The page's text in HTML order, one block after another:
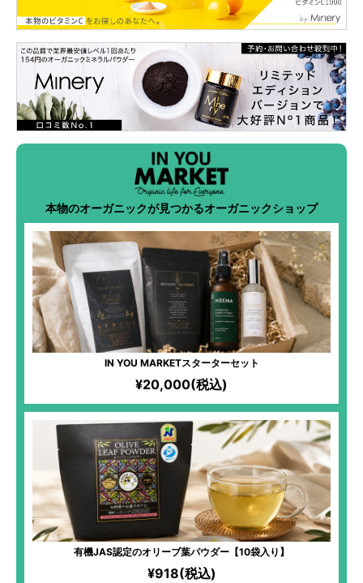
本物のオーガニックが見つかるオーガニックショップ
IN YOU MARKETスターターセット
¥20,000(税込)
有機JAS認定のオリーブ葉パウダー【10袋入り】
¥918(税込)